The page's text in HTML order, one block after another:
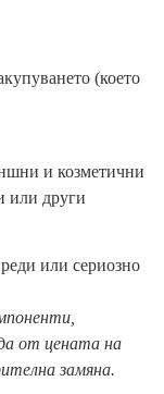
(което
и козметични
или други
или сериозно
от цената на
замяна.